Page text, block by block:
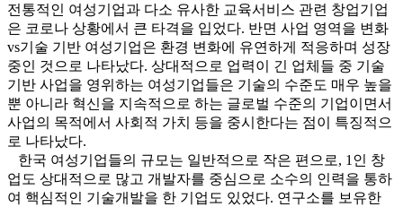
전통적인 여성기업과 다소 유사한 교육서비스 관련 창업기업
은 코로나 상황에서 큰 타격을 입었다. 반면 사업 영역을 변화
vs기술 기반 여성기업은 환경 변화에 유연하게 적응하며 성장
중인 것으로 나타났다. 상대적으로 업력이 긴 업체들 중 기술
기반 사업을 영위하는 여성기업들은 기술의 수준도 매우 높을
뿐 아니라 혁신을 지속적으로 하는 글로벌 수준의 기업이면서
사업의 목적에서 사회적 가치 등을 중시한다는 점이 특징적으
로 나타났다.
한국 여성기업들의 규모는 일반적으로 작은 편으로, 1인 창
업도 상대적으로 많고 개발자를 중심으로 소수의 인력을 통하
여 핵심적인 기술개발을 한 기업도 있었다. 연구소를 보유한